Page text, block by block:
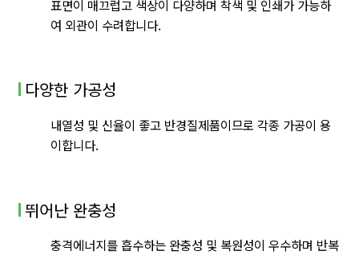
표면이 매끄럽고 색상이 다양하며 착색 및 인쇄가 가능하
여 외관이 수려합니다.
다양한 가공성
내열성 및 신율이 좋고 반경질제품이므로 각종 가공이 용
이합니다.
뛰어난 완충성
충격에너지를 흡수하는 완충성 및 복원성이 우수하며 반복